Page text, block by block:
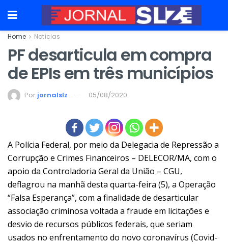
Home Notícias
PF desarticula em compra
de EPIs em três municípios
Por jornalslz 05/08/2020
A Polícia Federal, por meio da Delegacia de Repressão a
Corrupção e Crimes Financeiros – DELECOR/MA, com o
apoio da Controladoria Geral da União – CGU,
deflagrou na manhã desta quarta-feira (5), a Operação
“Falsa Esperança”, com a finalidade de desarticular
associação criminosa voltada a fraude em licitações e
desvio de recursos públicos federais, que seriam
usados no enfrentamento do novo coronavírus (Covid-